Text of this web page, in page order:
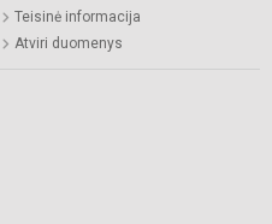
Teisinė informacija
Atviri duomenys